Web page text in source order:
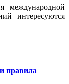
международной
интересуются
правила